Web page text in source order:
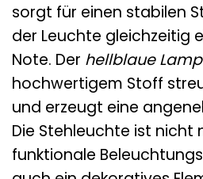
sorgt für einen stabilen
der Leuchte gleichzeitig
Note. Der hellblaue
hochwertigem Stoff
und erzeugt eine
Die Stehleuchte ist nicht
funktionale